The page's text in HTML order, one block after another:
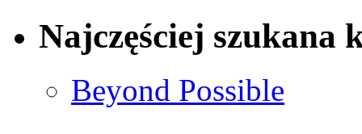
Najczęściej szukana
Beyond Possible